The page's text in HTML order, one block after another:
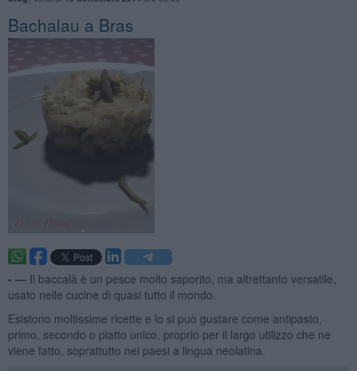
Bachalau a Bras
- — Il baccalà è un pesce molto saporito, ma altrettanto versatile,
usato nelle cucine di quasi tutto il mondo.
Esistono moltissime ricette e lo si può gustare come antipasto,
primo, secondo o piatto unico, proprio per il largo utilizzo che ne
viene fatto, soprattutto nei paesi a lingua neolatina.